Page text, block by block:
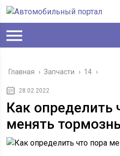
Главная › Запчасти › 14 ›
28.02.2022
Как определить
менять